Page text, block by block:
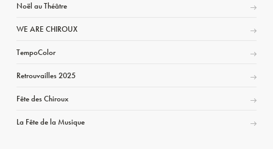
Noël au Théâtre
WE ARE CHIROUX
TempoColor
Retrouvailles 2025
Fête des Chiroux
La Fête de la Musique